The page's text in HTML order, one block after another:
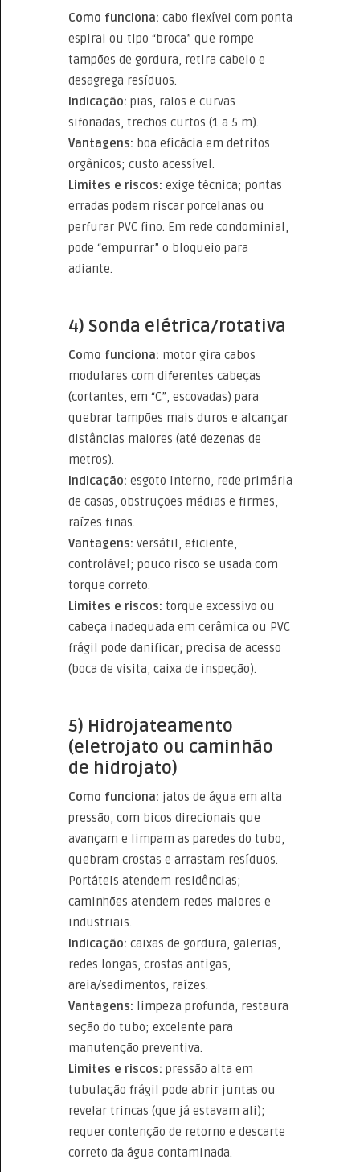
Como funciona: cabo flexível com ponta
espiral ou tipo “broca” que rompe
tampões de gordura, retira cabelo e
desagrega resíduos.
Indicação: pias, ralos e curvas
sifonadas, trechos curtos (1 a 5 m).
Vantagens: boa eficácia em detritos
orgânicos; custo acessível.
Limites e riscos: exige técnica; pontas
erradas podem riscar porcelanas ou
perfurar PVC fino. Em rede condominial,
pode “empurrar” o bloqueio para
adiante.
4) Sonda elétrica/rotativa
Como funciona: motor gira cabos
modulares com diferentes cabeças
(cortantes, em “C”, escovadas) para
quebrar tampões mais duros e alcançar
distâncias maiores (até dezenas de
metros).
Indicação: esgoto interno, rede primária
de casas, obstruções médias e firmes,
raízes finas.
Vantagens: versátil, eficiente,
controlável; pouco risco se usada com
torque correto.
Limites e riscos: torque excessivo ou
cabeça inadequada em cerâmica ou PVC
frágil pode danificar; precisa de acesso
(boca de visita, caixa de inspeção).
5) Hidrojateamento
(eletrojato ou caminhão
de hidrojato)
Como funciona: jatos de água em alta
pressão, com bicos direcionais que
avançam e limpam as paredes do tubo,
quebram crostas e arrastam resíduos.
Portáteis atendem residências;
caminhões atendem redes maiores e
industriais.
Indicação: caixas de gordura, galerias,
redes longas, crostas antigas,
areia/sedimentos, raízes.
Vantagens: limpeza profunda, restaura
seção do tubo; excelente para
manutenção preventiva.
Limites e riscos: pressão alta em
tubulação frágil pode abrir juntas ou
revelar trincas (que já estavam ali);
requer contenção de retorno e descarte
correto da água contaminada.